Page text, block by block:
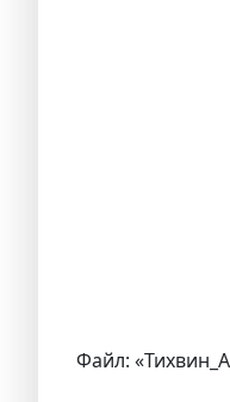
Файл: